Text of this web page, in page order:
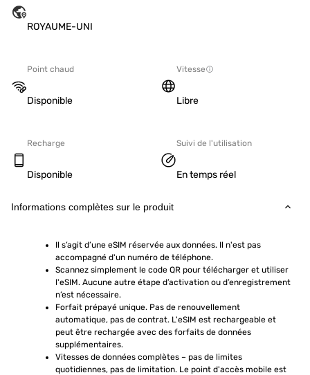
ROYAUME-UNI
Point chaud
Disponible
Vitesse
Libre
Recharge
Disponible
Suivi de l'utilisation
En temps réel
Informations complètes sur le produit
Il s’agit d’une eSIM réservée aux données. Il n'est pas
accompagné d'un numéro de téléphone.
Scannez simplement le code QR pour télécharger et utiliser
l'eSIM. Aucune autre étape d’activation ou d’enregistrement
n’est nécessaire.
Forfait prépayé unique. Pas de renouvellement
automatique, pas de contrat. L'eSIM est rechargeable et
peut être rechargée avec des forfaits de données
supplémentaires.
Vitesses de données complètes – pas de limites
quotidiennes, pas de limitation. Le point d'accès mobile est